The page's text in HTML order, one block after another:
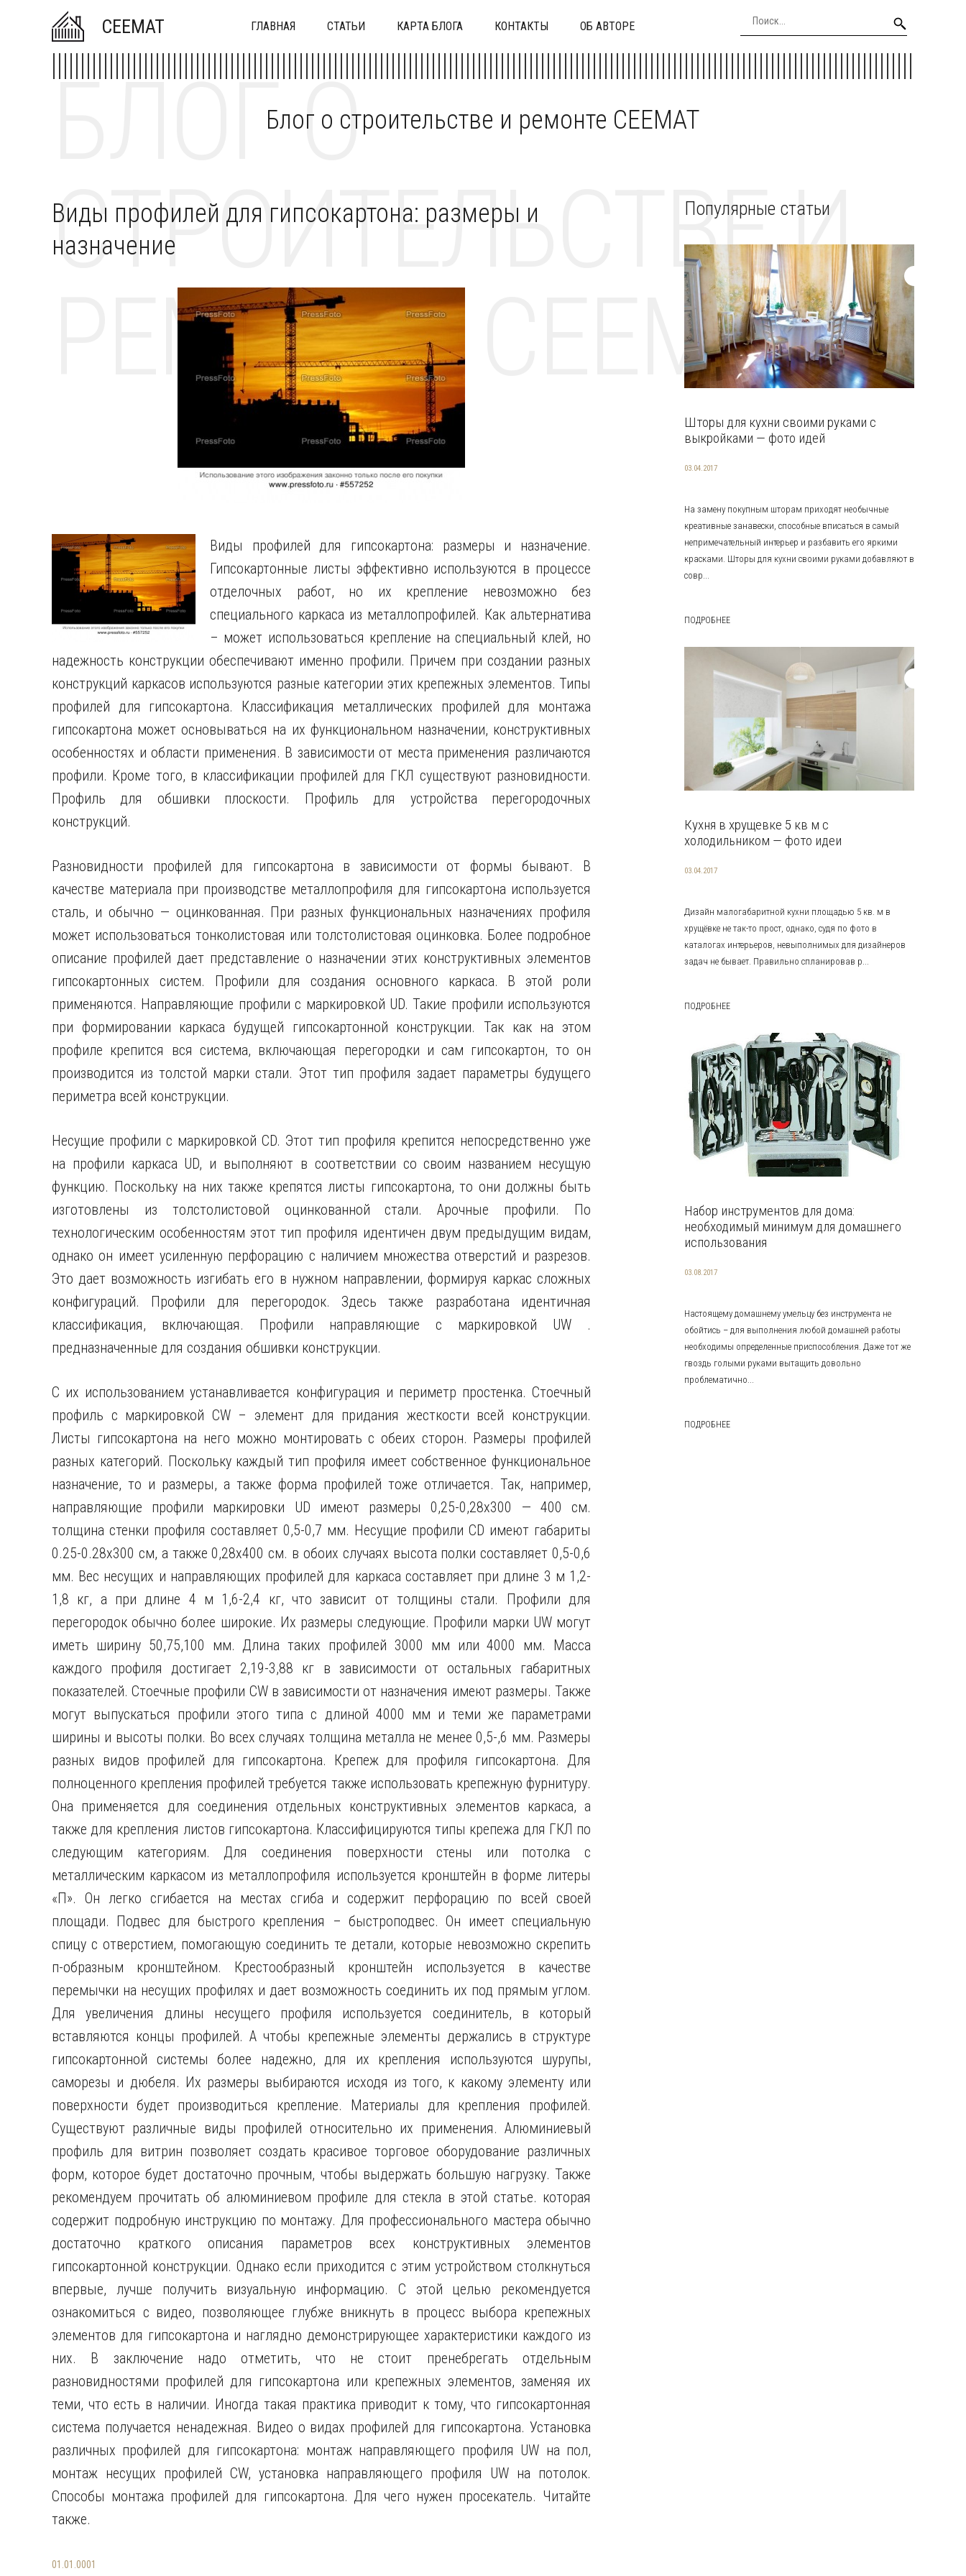
CEEMAT ГЛАВНАЯ СТАТЬИ КАРТА БЛОГА КОНТАКТЫ ОБ АВТОРЕ
Блог о строительстве и ремонте CEEMAT
БЛОГ О
СТРОИТЕЛЬСТВЕ И
РЕМОНТЕ CEEMAT
Виды профилей для гипсокартона: размеры и
назначение
Виды профилей для гипсокартона: размеры и назначение.
Гипсокартонные листы эффективно используются в процессе
отделочных работ, но их крепление невозможно без
специального каркаса из металлопрофилей. Как альтернатива
– может использоваться крепление на специальный клей, но
надежность конструкции обеспечивают именно профили. Причем при создании разных
конструкций каркасов используются разные категории этих крепежных элементов. Типы
профилей для гипсокартона. Классификация металлических профилей для монтажа
гипсокартона может основываться на их функциональном назначении, конструктивных
особенностях и области применения. В зависимости от места применения различаются
профили. Кроме того, в классификации профилей для ГКЛ существуют разновидности.
Профиль для обшивки плоскости. Профиль для устройства перегородочных
конструкций.
Разновидности профилей для гипсокартона в зависимости от формы бывают. В
качестве материала при производстве металлопрофиля для гипсокартона используется
сталь, и обычно — оцинкованная. При разных функциональных назначениях профиля
может использоваться тонколистовая или толстолистовая оцинковка. Более подробное
описание профилей дает представление о назначении этих конструктивных элементов
гипсокартонных систем. Профили для создания основного каркаса. В этой роли
применяются. Направляющие профили с маркировкой UD. Такие профили используются
при формировании каркаса будущей гипсокартонной конструкции. Так как на этом
профиле крепится вся система, включающая перегородки и сам гипсокартон, то он
производится из толстой марки стали. Этот тип профиля задает параметры будущего
периметра всей конструкции.
Несущие профили с маркировкой CD. Этот тип профиля крепится непосредственно уже
на профили каркаса UD, и выполняют в соответствии со своим названием несущую
функцию. Поскольку на них также крепятся листы гипсокартона, то они должны быть
изготовлены из толстолистовой оцинкованной стали. Арочные профили. По
технологическим особенностям этот тип профиля идентичен двум предыдущим видам,
однако он имеет усиленную перфорацию с наличием множества отверстий и разрезов.
Это дает возможность изгибать его в нужном направлении, формируя каркас сложных
конфигураций. Профили для перегородок. Здесь также разработана идентичная
классификация, включающая. Профили направляющие с маркировкой UW .
предназначенные для создания обшивки конструкции.
С их использованием устанавливается конфигурация и периметр простенка. Стоечный
профиль с маркировкой CW – элемент для придания жесткости всей конструкции.
Листы гипсокартона на него можно монтировать с обеих сторон. Размеры профилей
разных категорий. Поскольку каждый тип профиля имеет собственное функциональное
назначение, то и размеры, а также форма профилей тоже отличается. Так, например,
направляющие профили маркировки UD имеют размеры 0,25-0,28х300 — 400 см.
толщина стенки профиля составляет 0,5-0,7 мм. Несущие профили CD имеют габариты
0.25-0.28х300 см, а также 0,28х400 см. в обоих случаях высота полки составляет 0,5-0,6
мм. Вес несущих и направляющих профилей для каркаса составляет при длине 3 м 1,2-
1,8 кг, а при длине 4 м 1,6-2,4 кг, что зависит от толщины стали. Профили для
перегородок обычно более широкие. Их размеры следующие. Профили марки UW могут
иметь ширину 50,75,100 мм. Длина таких профилей 3000 мм или 4000 мм. Масса
каждого профиля достигает 2,19-3,88 кг в зависимости от остальных габаритных
показателей. Стоечные профили CW в зависимости от назначения имеют размеры. Также
могут выпускаться профили этого типа с длиной 4000 мм и теми же параметрами
ширины и высоты полки. Во всех случаях толщина металла не менее 0,5-,6 мм. Размеры
разных видов профилей для гипсокартона. Крепеж для профиля гипсокартона. Для
полноценного крепления профилей требуется также использовать крепежную фурнитуру.
Она применяется для соединения отдельных конструктивных элементов каркаса, а
также для крепления листов гипсокартона. Классифицируются типы крепежа для ГКЛ по
следующим категориям. Для соединения поверхности стены или потолка с
металлическим каркасом из металлопрофиля используется кронштейн в форме литеры
«П». Он легко сгибается на местах сгиба и содержит перфорацию по всей своей
площади. Подвес для быстрого крепления – быстроподвес. Он имеет специальную
спицу с отверстием, помогающую соединить те детали, которые невозможно скрепить
п-образным кронштейном. Крестообразный кронштейн используется в качестве
перемычки на несущих профилях и дает возможность соединить их под прямым углом.
Для увеличения длины несущего профиля используется соединитель, в который
вставляются концы профилей. А чтобы крепежные элементы держались в структуре
гипсокартонной системы более надежно, для их крепления используются шурупы,
саморезы и дюбеля. Их размеры выбираются исходя из того, к какому элементу или
поверхности будет производиться крепление. Материалы для крепления профилей.
Существуют различные виды профилей относительно их применения. Алюминиевый
профиль для витрин позволяет создать красивое торговое оборудование различных
форм, которое будет достаточно прочным, чтобы выдержать большую нагрузку. Также
рекомендуем прочитать об алюминиевом профиле для стекла в этой статье. которая
содержит подробную инструкцию по монтажу. Для профессионального мастера обычно
достаточно краткого описания параметров всех конструктивных элементов
гипсокартонной конструкции. Однако если приходится с этим устройством столкнуться
впервые, лучше получить визуальную информацию. С этой целью рекомендуется
ознакомиться с видео, позволяющее глубже вникнуть в процесс выбора крепежных
элементов для гипсокартона и наглядно демонстрирующее характеристики каждого из
них. В заключение надо отметить, что не стоит пренебрегать отдельным
разновидностями профилей для гипсокартона или крепежных элементов, заменяя их
теми, что есть в наличии. Иногда такая практика приводит к тому, что гипсокартонная
система получается ненадежная. Видео о видах профилей для гипсокартона. Установка
различных профилей для гипсокартона: монтаж направляющего профиля UW на пол,
монтаж несущих профилей CW, установка направляющего профиля UW на потолок.
Способы монтажа профилей для гипсокартона. Для чего нужен просекатель. Читайте
также.
01.01.0001
Популярные статьи
Шторы для кухни своими руками с
выкройками — фото идей
03.04.2017
На замену покупным шторам приходят необычные
креативные занавески, способные вписаться в самый
непримечательный интерьер и разбавить его яркими
красками. Шторы для кухни своими руками добавляют в
совр...
ПОДРОБНЕЕ
Кухня в хрущевке 5 кв м с
холодильником — фото идеи
03.04.2017
Дизайн малогабаритной кухни площадью 5 кв. м в
хрущёвке не так-то прост, однако, судя по фото в
каталогах интерьеров, невыполнимых для дизайнеров
задач не бывает. Правильно спланировав р...
ПОДРОБНЕЕ
Набор инструментов для дома:
необходимый минимум для домашнего
использования
03.08.2017
Настоящему домашнему умельцу без инструмента не
обойтись – для выполнения любой домашней работы
необходимы определенные приспособления. Даже тот же
гвоздь голыми руками вытащить довольно
проблематично...
ПОДРОБНЕЕ